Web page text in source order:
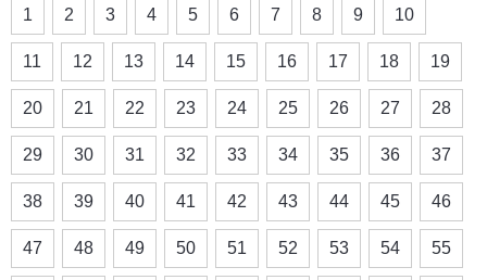
1 2 3 4 5 6 7 8 9 10
11 12 13 14 15 16 17 18 19
20 21 22 23 24 25 26 27 28
29 30 31 32 33 34 35 36 37
38 39 40 41 42 43 44 45 46
47 48 49 50 51 52 53 54 55